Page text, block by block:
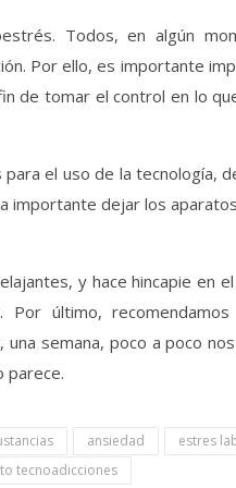
Todos, en algún
Por ello, es importante
de tomar el control en lo
el uso de la tecnología,
dejar los
y hace hincapie en
último,
una semana, poco a poco
parece.
ansiedad
estres
tecnoadicciones